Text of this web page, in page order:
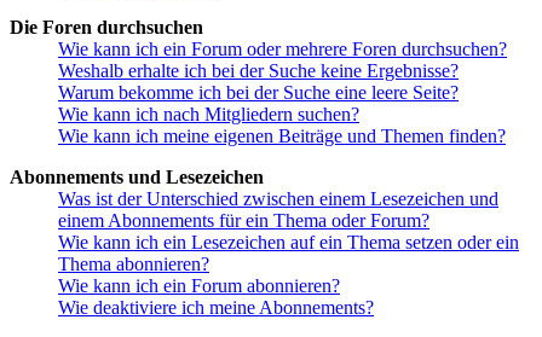
Die Foren durchsuchen
Wie kann ich ein Forum oder mehrere Foren durchsuchen?
Weshalb erhalte ich bei der Suche keine Ergebnisse?
Warum bekomme ich bei der Suche eine leere Seite?
Wie kann ich nach Mitgliedern suchen?
Wie kann ich meine eigenen Beiträge und Themen finden?
Abonnements und Lesezeichen
Was ist der Unterschied zwischen einem Lesezeichen und
einem Abonnements für ein Thema oder Forum?
Wie kann ich ein Lesezeichen auf ein Thema setzen oder ein
Thema abonnieren?
Wie kann ich ein Forum abonnieren?
Wie deaktiviere ich meine Abonnements?